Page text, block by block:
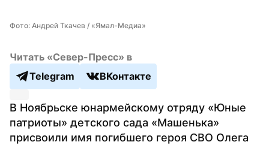
Фото: Андрей Ткачев / «Ямал-Медиа»
Читать «Север-Пресс» в
Telegram
ВКонтакте
В Ноябрьске юнармейскому отряду «Юные
патриоты» детского сада «Машенька»
присвоили имя погибшего героя СВО Олега